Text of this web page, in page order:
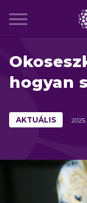
hogyan
AKTUÁLIS 2025.